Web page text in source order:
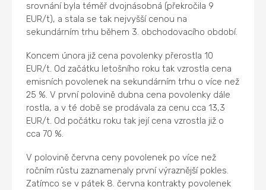
srovnání byla téměř dvojnásobná (překročila 9
EUR/t), a stala se tak nejvyšší cenou na
sekundárním trhu během 3. obchodovacího období.
Koncem února již cena povolenky přerostla 10
EUR/t. Od začátku letošního roku tak vzrostla cena
emisních povolenek na sekundárním trhu o více než
25 %. V první polovině dubna cena povolenky dále
rostla, a v té době se prodávala za cenu cca 13,3
EUR/t. Od počátku roku tak její cena vzrostla již o
cca 70 %.
V polovině června ceny povolenek po více než
ročním růstu zaznamenaly první výraznější pokles.
Zatímco se v pátek 8. června kontrakty povolenek